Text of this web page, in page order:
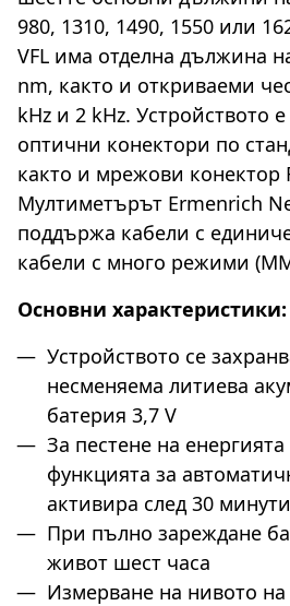
980, 1310, 1490, 1550 или
VFL има отделна дължина
nm, както и откриваеми
kHz и 2 kHz. Устройството
оптични конектори по
както и мрежови конектор
Мултиметърът Ermenrich
поддържа кабели с
кабели с много режими
Основни характеристики:
Устройството се
несменяема литиева
батерия 3,7 V
За пестене на
функцията за
активира след 30
При пълно зареждане
живот шест часа
Измерване на нивото